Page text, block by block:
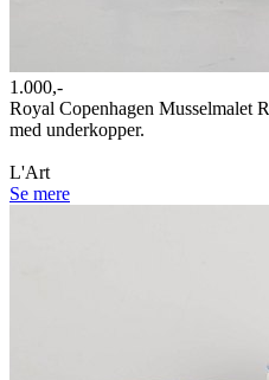
1.000,-
Royal Copenhagen Musselmalet
med underkopper.
L'Art
Se mere